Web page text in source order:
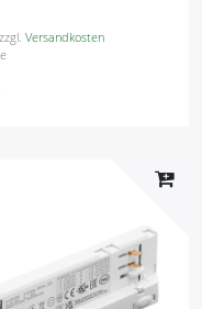
zzgl.Versandkosten